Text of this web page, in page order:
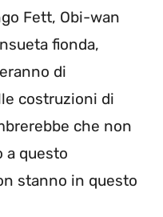
Fett, Obi-wan
fionda,
di
costruzioni di
che non
a questo
stanno in questo